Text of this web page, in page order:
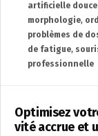
artificielle
morphologie,
problèmes de
de fatigue,
professionnelle
Optimisez
vité accrue et